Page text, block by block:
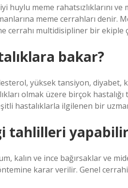
huylu meme rahatsızlıklarını
meme cerrahları denir.
cerrahı multidisipliner bir ekiple
bakar?
yüksek tansiyon,
olmak üzere birçok
hastalıklarla ilgilenen bir
tahlilleri
kalın ve ince bağırsaklar ve
karar verilir. Genel